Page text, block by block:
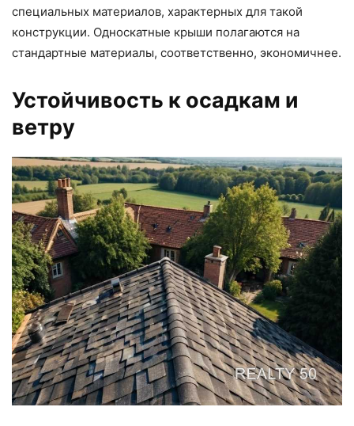
специальных материалов, характерных для такой
конструкции. Односкатные крыши полагаются на
стандартные материалы, соответственно, экономичнее.
Устойчивость к осадкам и
ветру